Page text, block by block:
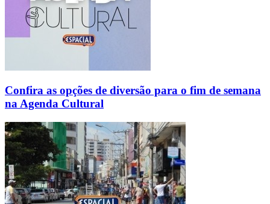
Confira as opções de diversão para o fim de semana
na Agenda Cultural